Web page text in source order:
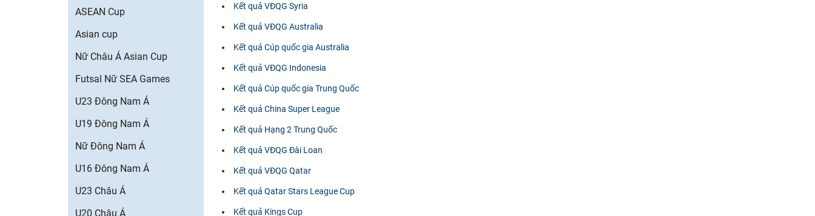
ASEAN Cup
Asian cup
Nữ Châu Á Asian Cup
Futsal Nữ SEA Games
U23 Đông Nam Á
U19 Đông Nam Á
Nữ Đông Nam Á
U16 Đông Nam Á
U23 Châu Á
U20 Châu Á
Kết quả VĐQG Syria
Kết quả VĐQG Australia
Kết quả Cúp quốc gia Australia
Kết quả VĐQG Indonesia
Kết quả Cúp quốc gia Trung Quốc
Kết quả China Super League
Kết quả Hạng 2 Trung Quốc
Kết quả VĐQG Đài Loan
Kết quả VĐQG Qatar
Kết quả Qatar Stars League Cup
Kết quả Kings Cup